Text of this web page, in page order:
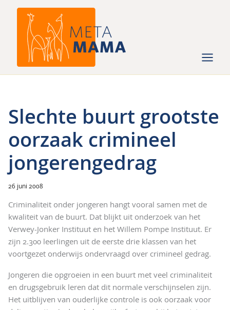
Slechte buurt grootste
oorzaak crimineel
jongerengedrag
26 juni 2008
Criminaliteit onder jongeren hangt vooral samen met de
kwaliteit van de buurt. Dat blijkt uit onderzoek van het
Verwey-Jonker Instituut en het Willem Pompe Instituut. Er
zijn 2.300 leerlingen uit de eerste drie klassen van het
voortgezet onderwijs ondervraagd over crimineel gedrag.
Jongeren die opgroeien in een buurt met veel criminaliteit
en drugsgebruik leren dat dit normale verschijnselen zijn.
Het uitblijven van ouderlijke controle is ook oorzaak voor